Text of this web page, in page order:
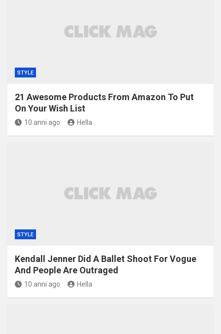
STYLE
21 Awesome Products From Amazon To Put
On Your Wish List
10 anni ago Hella
STYLE
Kendall Jenner Did A Ballet Shoot For Vogue
And People Are Outraged
10 anni ago Hella